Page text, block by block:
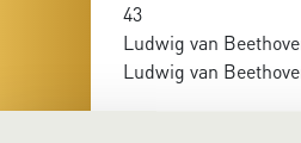
43
Ludwig van
Ludwig van